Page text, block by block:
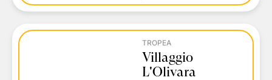
TROPEA
Villaggio
L'Olivara